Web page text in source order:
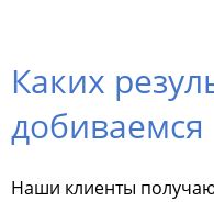
Каких
добиваемся
Наши клиенты